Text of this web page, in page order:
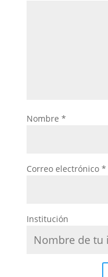
Nombre *
Correo electrónico *
Institución